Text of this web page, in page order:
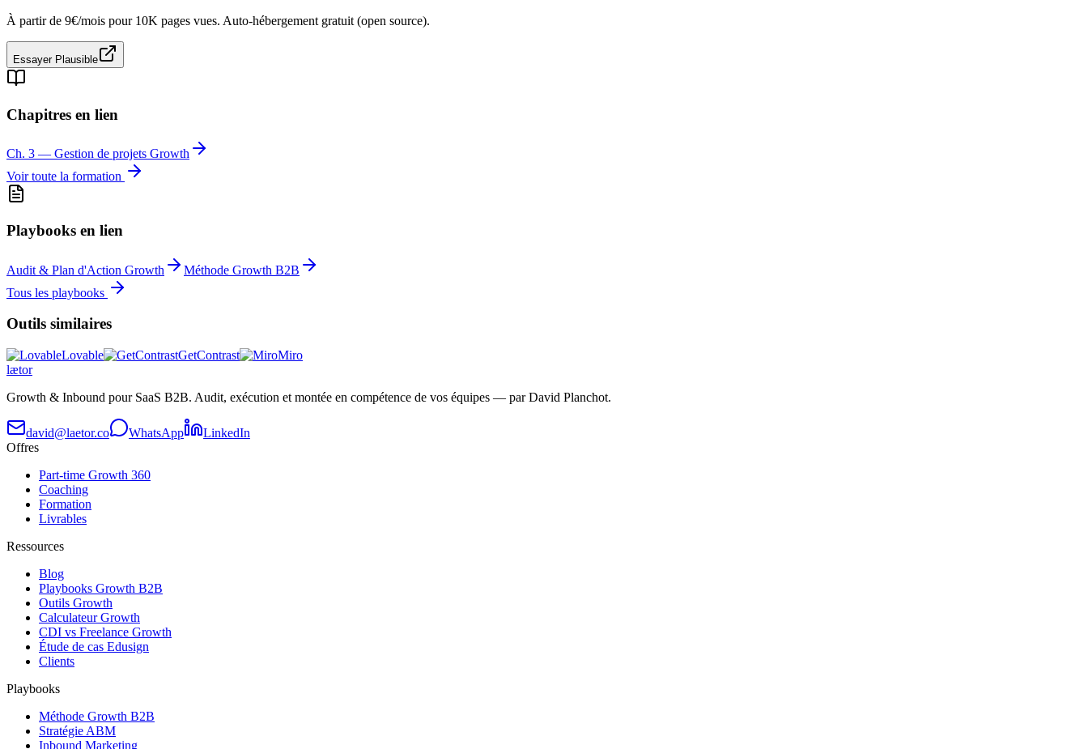
À partir de 9€/mois pour 10K pages vues. Auto-hébergement gratuit (open source).
Essayer Plausible
Chapitres en lien
Ch. 3 — Gestion de projets Growth
Voir toute la formation
Playbooks en lien
Audit & Plan d'Action Growth
Méthode Growth B2B
Tous les playbooks
Outils similaires
Lovable GetContrast
Miro
lætor
Growth & Inbound pour SaaS B2B. Audit, exécution et montée en compétence de vos équipes — par David Planchot.
david@laetor.co WhatsApp
LinkedIn
Offres
Part-time Growth 360
Coaching
Formation
Livrables
Ressources
Blog
Playbooks Growth B2B
Outils Growth
Calculateur Growth
CDI vs Freelance Growth
Étude de cas Edusign
Clients
Playbooks
Méthode Growth B2B
Stratégie ABM
Inbound Marketing